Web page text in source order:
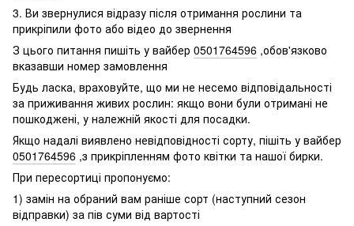
3. Ви звернулися відразу після отримання рослини та
прикріпили фото або відео до звернення
З цього питання пишіть у вайбер 0501764596 ,обов'язково
вказавши номер замовлення
Будь ласка, враховуйте, що ми не несемо відповідальності
за приживання живих рослин: якщо вони були отримані не
пошкоджені, у належній якості для посадки.
Якщо надалі виявлено невідповідності сорту, пішіть у вайбер
0501764596 ,з прикріпленням фото квітки та нашої бирки.
При пересортиці пропонуємо:
1) замін на обраний вам раніше сорт (наступний сезон
відправки) за пів суми від вартості